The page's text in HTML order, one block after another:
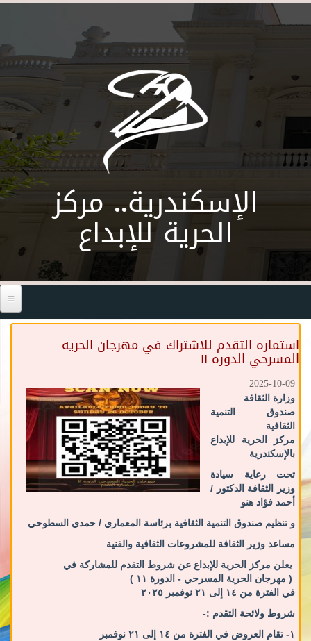
Skip to main content
الإسكندرية.. مركز
الحرية للإبداع
استماره التقدم للاشتراك في مهرجان الحريه
المسرحي الدوره ١١
2025-10-09
وزارة الثقافة
صندوق التنمية
الثقافية
مركز الحرية للإبداع
بالإسكندرية
تحت رعاية سيادة
وزير الثقافة الدكتور /
أحمد فؤاد هنو
و تنظيم صندوق التنمية الثقافية برئاسة المعماري / حمدي السطوحي
مساعد وزير الثقافة للمشروعات الثقافية والفنية
يعلن مركز الحرية للإبداع عن شروط التقدم للمشاركة في
( مهرجان الحرية المسرحي - الدورة ١١ )
في الفترة من ١٤ إلى ٢١ نوفمبر ٢٠٢٥
شروط ولائحة التقدم :-
١- تقام العروض في الفترة من ١٤ إلى ٢١ نوفمبر